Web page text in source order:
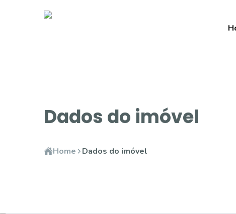
Dados do imóvel
Home Dados do imóvel